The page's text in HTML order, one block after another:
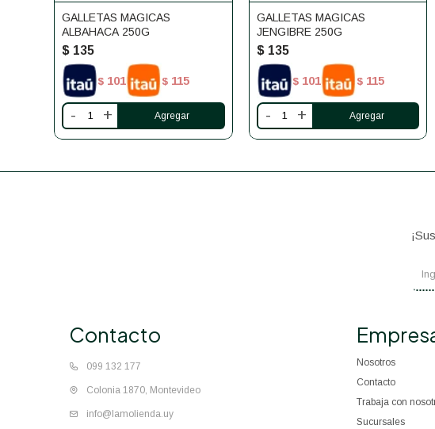
GALLETAS MAGICAS
ALBAHACA 250G
$ 135
$ 101 $ 115
- +
GALLETAS MAGICAS
JENGIBRE 250G
$ 135
$ 101 $ 115
- +
Contacto
099 132 177
Colonia 1870, Montevideo
info@lamolienda.uy
Nosotros
Contacto
Trabaja con
Sucursales